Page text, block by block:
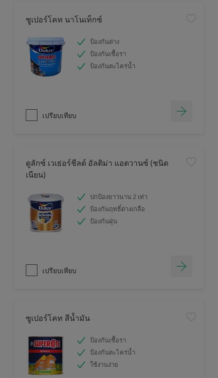
ซูเปอร์โคท นาโนเท็กซ์
ป้องกันด่าง
ป้องกันเชื้อรา
ป้องกันตะไคร่น้ำ
เปรียบเทียบ
ดูลักซ์ เวเธ่อร์ชีลด์ อัลติม่า แอดวานซ์ (ชนิด
เนียน)
ปกป้องยาวนาน 2 เท่า
ป้องกันฤทธิ์ด่างเกลือ
ป้องกันฝุ่น
เปรียบเทียบ
ซูเปอร์โคท สีน้ำมัน
ป้องกันเชื้อรา
ป้องกันตะไคร่น้ำ
ใช้งานง่าย